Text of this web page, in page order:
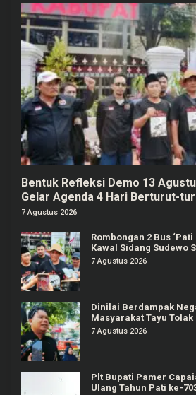
Bentuk Refleksi Demo 13
Gelar Agenda 4 Hari Berturut-
7 Agustus 2026
Rombongan 2 Bus ‘Pati
Kawal Sidang Sudewo
7 Agustus 2026
Dinilai Berdampak
Masyarakat Tayu Tolak
7 Agustus 2026
Plt Bupati Pamer
Ulang Tahun Pati ke-